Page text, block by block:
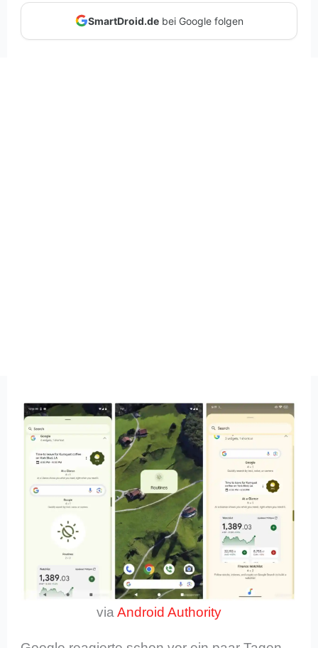
SmartDroid.debei Google folgen
via Android Authority